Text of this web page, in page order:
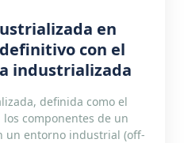
en
con el
industrializada
definida como el
componentes de un
un entorno industrial (off-